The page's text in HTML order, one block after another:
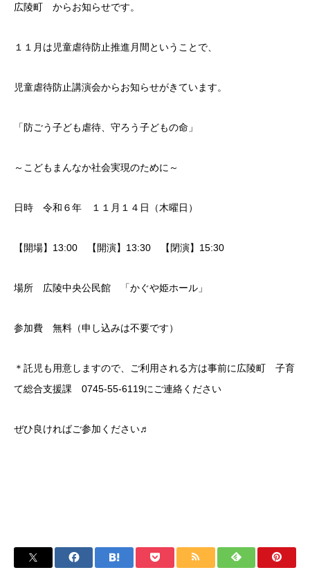
広陵町 からお知らせです。
１１月は児童虐待防止推進月間ということで、
児童虐待防止講演会からお知らせがきています。
「防ごう子ども虐待、守ろう子どもの命」
～こどもまんなか社会実現のために～
日時 令和６年 １１月１４日（木曜日）
【開場】13:00 【開演】13:30 【閉演】15:30
場所 広陵中央公民館 「かぐや姫ホール」
参加費 無料（申し込みは不要です）
＊託児も用意しますので、ご利用される方は事前に広陵町 子育
て総合支援課 0745‐55‐6119にご連絡ください
ぜひ良ければご参加ください♬